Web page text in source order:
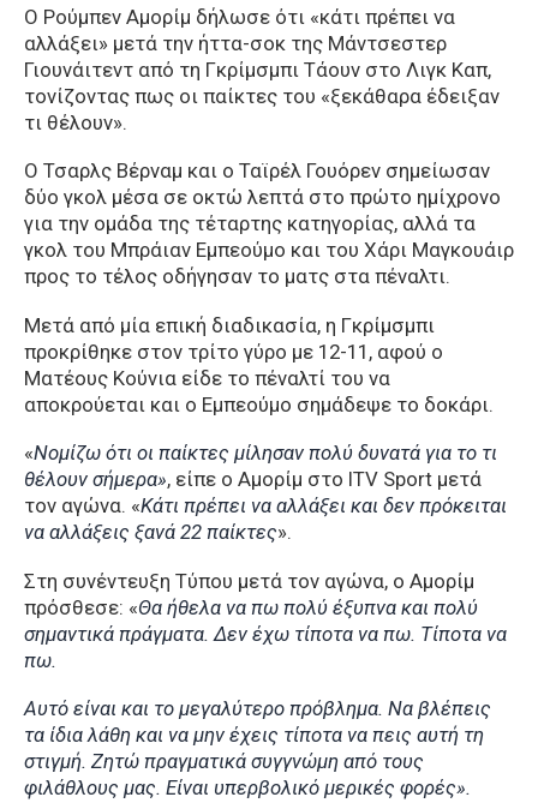
Ο Ρούμπεν Αμορίμ δήλωσε ότι «κάτι πρέπει να
αλλάξει» μετά την ήττα-σοκ της Μάντσεστερ
Γιουνάιτεντ από τη Γκρίμσμπι Τάουν στο Λιγκ Καπ,
τονίζοντας πως οι παίκτες του «ξεκάθαρα έδειξαν
τι θέλουν».
Ο Τσαρλς Βέρναμ και ο Ταϊρέλ Γουόρεν σημείωσαν
δύο γκολ μέσα σε οκτώ λεπτά στο πρώτο ημίχρονο
για την ομάδα της τέταρτης κατηγορίας, αλλά τα
γκολ του Μπράιαν Εμπεούμο και του Χάρι Μαγκουάιρ
προς το τέλος οδήγησαν το ματς στα πέναλτι.
Μετά από μία επική διαδικασία, η Γκρίμσμπι
προκρίθηκε στον τρίτο γύρο με 12-11, αφού ο
Ματέους Κούνια είδε το πέναλτί του να
αποκρούεται και ο Εμπεούμο σημάδεψε το δοκάρι.
«Νομίζω ότι οι παίκτες μίλησαν πολύ δυνατά για το τι
θέλουν σήμερα», είπε ο Αμορίμ στο ITV Sport μετά
τον αγώνα. «Κάτι πρέπει να αλλάξει και δεν πρόκειται
να αλλάξεις ξανά 22 παίκτες».
Στη συνέντευξη Τύπου μετά τον αγώνα, ο Αμορίμ
πρόσθεσε: «Θα ήθελα να πω πολύ έξυπνα και πολύ
σημαντικά πράγματα. Δεν έχω τίποτα να πω. Τίποτα να
πω.
Αυτό είναι και το μεγαλύτερο πρόβλημα. Να βλέπεις
τα ίδια λάθη και να μην έχεις τίποτα να πεις αυτή τη
στιγμή. Ζητώ πραγματικά συγγνώμη από τους
φιλάθλους μας. Είναι υπερβολικό μερικές φορές».